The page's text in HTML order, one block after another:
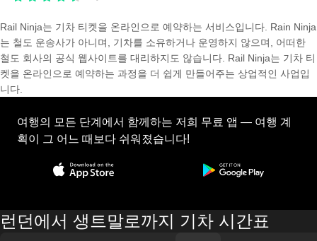
Rail Ninja는 기차 티켓을 온라인으로 예약하는 서비스입니다. Rain Ninja
는 철도 운송사가 아니며, 기차를 소유하거나 운영하지 않으며, 어떠한
철도 회사의 공식 웹사이트를 대리하지도 않습니다. Rail Ninja는 기차 티
켓을 온라인으로 예약하는 과정을 더 쉽게 만들어주는 상업적인 사업입
니다.
여행의 모든 단계에서 함께하는 저희 무료 앱 — 여행 계
획이 그 어느 때보다 쉬워졌습니다!
런던에서 생트말로까지 기차 시간표